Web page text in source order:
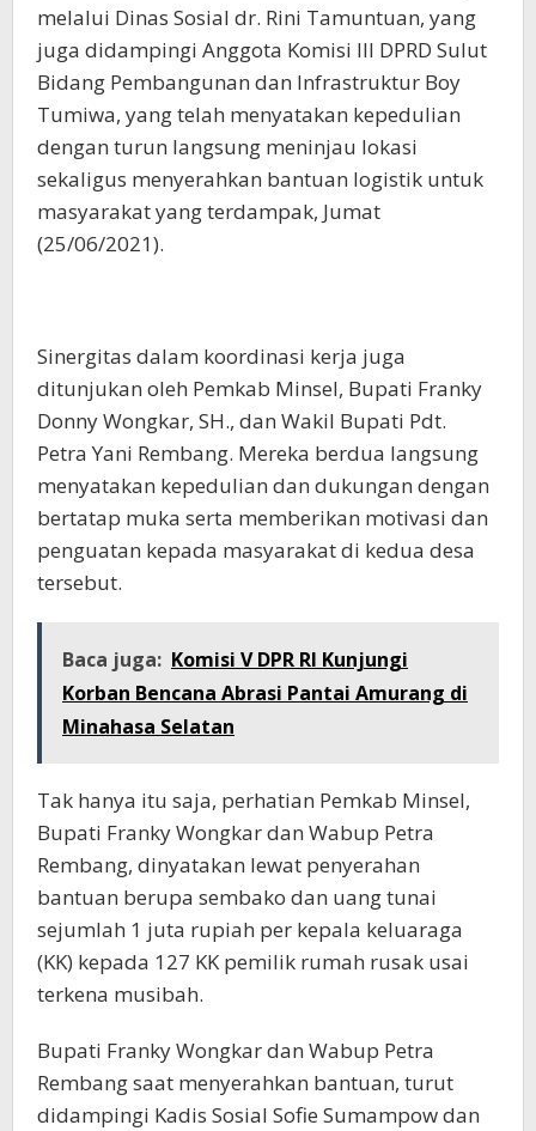
melalui Dinas Sosial dr. Rini Tamuntuan, yang
juga didampingi Anggota Komisi III DPRD Sulut
Bidang Pembangunan dan Infrastruktur Boy
Tumiwa, yang telah menyatakan kepedulian
dengan turun langsung meninjau lokasi
sekaligus menyerahkan bantuan logistik untuk
masyarakat yang terdampak, Jumat
(25/06/2021).
Sinergitas dalam koordinasi kerja juga
ditunjukan oleh Pemkab Minsel, Bupati Franky
Donny Wongkar, SH., dan Wakil Bupati Pdt.
Petra Yani Rembang. Mereka berdua langsung
menyatakan kepedulian dan dukungan dengan
bertatap muka serta memberikan motivasi dan
penguatan kepada masyarakat di kedua desa
tersebut.
Baca juga: Komisi V DPR RI Kunjungi
Korban Bencana Abrasi Pantai Amurang di
Minahasa Selatan
Tak hanya itu saja, perhatian Pemkab Minsel,
Bupati Franky Wongkar dan Wabup Petra
Rembang, dinyatakan lewat penyerahan
bantuan berupa sembako dan uang tunai
sejumlah 1 juta rupiah per kepala keluaraga
(KK) kepada 127 KK pemilik rumah rusak usai
terkena musibah.
Bupati Franky Wongkar dan Wabup Petra
Rembang saat menyerahkan bantuan, turut
didampingi Kadis Sosial Sofie Sumampow dan